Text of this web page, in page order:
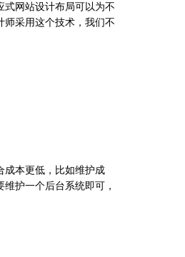
式网站设计布局可以为不
师采用这个技术，我们不
本更低，比如维护成
护一个后台系统即可，